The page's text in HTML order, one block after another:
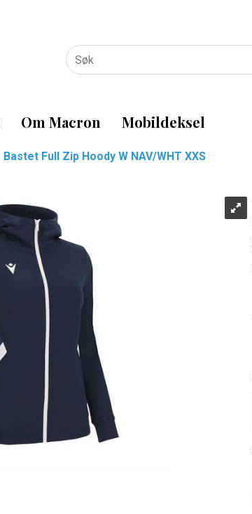
Om Macron Mobildeksel
Bastet Full Zip Hoody W NAV/WHT XXS